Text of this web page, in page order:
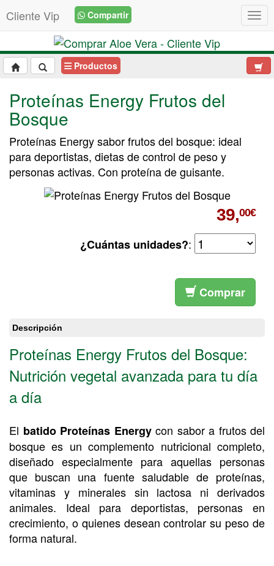
Cliente Vip Compartir
Productos
Proteínas Energy Frutos del
Bosque
Proteínas Energy sabor frutos del bosque: ideal
para deportistas, dietas de control de peso y
personas activas. Con proteína de guisante.
39,00€
¿Cuántas unidades?:
Comprar
Descripción
Proteínas Energy Frutos del Bosque:
Nutrición vegetal avanzada para tu día
a día
El batido Proteínas Energycon sabor a frutos del
bosque es un complemento nutricional completo,
diseñado especialmente para aquellas personas
que buscan una fuente saludable de proteínas,
vitaminas y minerales sin lactosa ni derivados
animales. Ideal para deportistas, personas en
crecimiento, o quienes desean controlar su peso de
forma natural.